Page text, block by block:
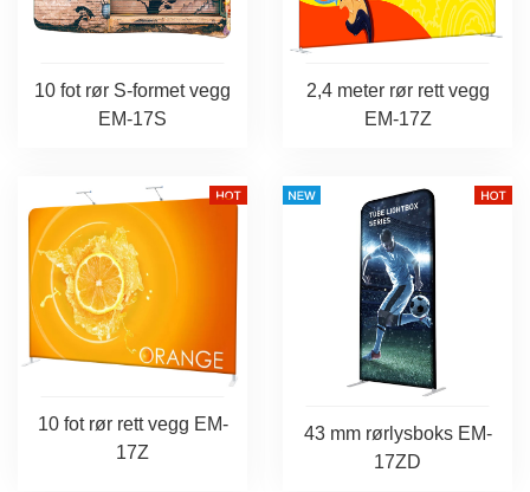
10 fot rør S-formet vegg
EM-17S
2,4 meter rør rett vegg
EM-17Z
10 fot rør rett vegg EM-
17Z
43 mm rørlysboks EM-
17ZD